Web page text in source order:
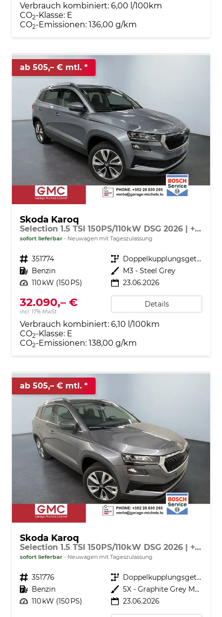
Verbrauch kombiniert: 6,00 l/100km
CO2-Klasse: E
CO2-Emissionen: 136,00 g/km
ab 505,– € mtl.
Skoda Karoq
Selection 1.5 TSI 150PS/110kW DSG 2026 | +TravelAssist +RFK & Parksensoren +Var. Gepäckraumboden
sofort lieferbar Neuwagen mit Tageszulassung
Fahrzeugnr. 351774 Getriebe
Doppelkupplungsgetriebe (DSG)
Kraftstoff Benzin Außenfarbe M3 - Steel Grey
Leistung 110 kW (150 PS) 23.06.2026
32.090,– €
incl. 17% MwSt.
Details
Verbrauch kombiniert: 6,10 l/100km
CO2-Klasse: E
CO2-Emissionen: 138,00 g/km
ab 505,– € mtl.
Skoda Karoq
Selection 1.5 TSI 150PS/110kW DSG 2026 | +TravelAssist +RFK & Parksensoren +Var. Gepäckraumboden
sofort lieferbar Neuwagen mit Tageszulassung
Fahrzeugnr. 351776 Getriebe
Doppelkupplungsgetriebe (DSG)
Kraftstoff Benzin Außenfarbe
5X - Graphite Grey Met.
Leistung 110 kW (150 PS) 23.06.2026